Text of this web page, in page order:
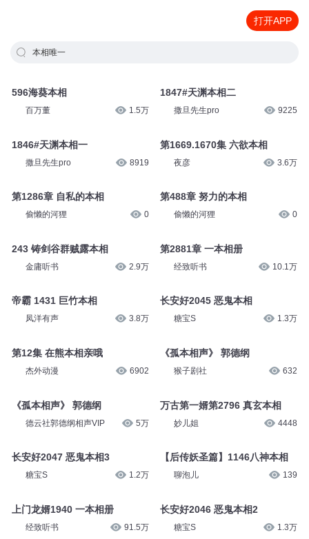
打开APP
本相唯一
596海葵本相
百万董 1.5万
1846#天渊本相一
撒旦先生pro 8919
第1286章 自私的本相
偷懒的河狸 0
243 铸剑谷群贼露本相
金庸听书 2.9万
帝霸 1431 巨竹本相
凤洋有声 3.8万
第12集 在熊本相亲哦
杰外动漫 6902
《孤本相声》 郭德纲
德云社郭德纲相声VIP 5万
长安好2047 恶鬼本相3
糖宝S 1.2万
上门龙婿1940 一本相册
经致听书 91.5万
1847#天渊本相二
撒旦先生pro 9225
第1669.1670集 六欲本相
夜彦 3.6万
第488章 努力的本相
偷懒的河狸 0
第2881章 一本相册
经致听书 10.1万
长安好2045 恶鬼本相
糖宝S 1.3万
《孤本相声》 郭德纲
猴子剧社 632
万古第一婿第2796 真玄本相
妙儿姐 4448
【后传妖圣篇】1146八神本相
聊泡儿 139
长安好2046 恶鬼本相2
糖宝S 1.3万